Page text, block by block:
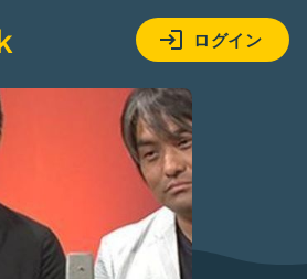
ログイン